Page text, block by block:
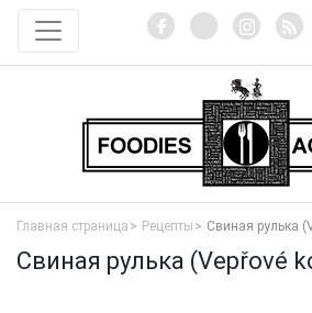
Главная страница Рецепты Свиная рулька
Свиная рулька (Vepřové